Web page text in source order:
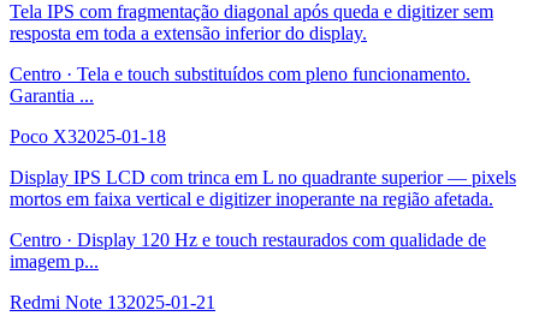
Tela IPS com fragmentação diagonal após queda e digitizer sem
resposta em toda a extensão inferior do display.
Centro · Tela e touch substituídos com pleno funcionamento.
Garantia ...
Poco X32025-01-18
Display IPS LCD com trinca em L no quadrante superior — pixels
mortos em faixa vertical e digitizer inoperante na região afetada.
Centro · Display 120 Hz e touch restaurados com qualidade de
imagem p...
Redmi Note 132025-01-21